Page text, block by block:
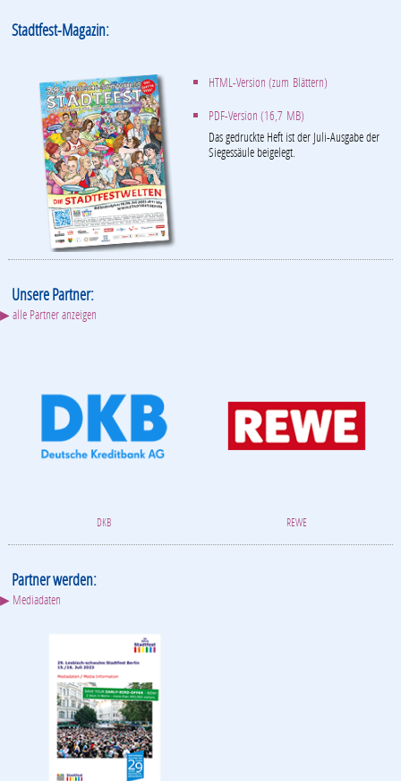
Stadtfest-Magazin:
HTML-Version (zum Blättern)
PDF-Version (16,7 MB)
Das gedruckte Heft ist der Juli-Ausgabe der
Siegessäule beigelegt.
Unsere Partner:
▶ alle Partner anzeigen
DKB REWE
Partner werden:
▶ Mediadaten